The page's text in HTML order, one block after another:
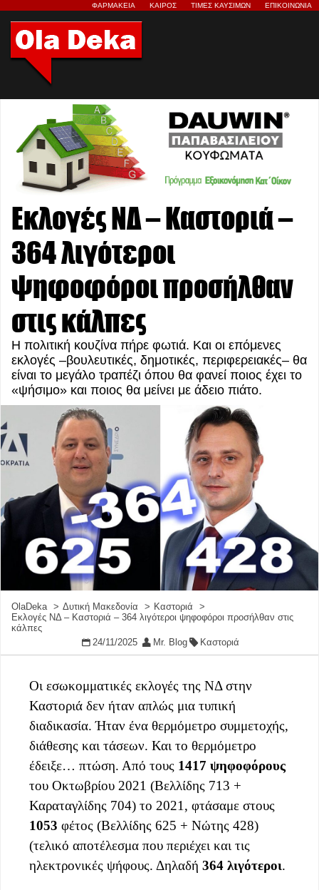
ΦΑΡΜΑΚΕΙΑ ΚΑΙΡΟΣ ΤΙΜΕΣ ΚΑΥΣΙΜΩΝ ΕΠΙΚΟΙΝΩΝΙΑ
Εκλογές ΝΔ – Καστοριά –
364 λιγότεροι
ψηφοφόροι προσήλθαν
στις κάλπες
Η πολιτική κουζίνα πήρε φωτιά. Και οι επόμενες
εκλογές –βουλευτικές, δημοτικές, περιφερειακές– θα
είναι το μεγάλο τραπέζι όπου θα φανεί ποιος έχει το
«ψήσιμο» και ποιος θα μείνει με άδειο πιάτο.
OlaDeka Δυτική Μακεδονία
Καστοριά
Εκλογές ΝΔ – Καστοριά – 364 λιγότεροι ψηφοφόροι προσήλθαν στις
κάλπες
24/11/2025
Mr. Blog Καστοριά
Οι εσωκομματικές εκλογές της ΝΔ στην
Καστοριά δεν ήταν απλώς μια τυπική
διαδικασία. Ήταν ένα θερμόμετρο συμμετοχής,
διάθεσης και τάσεων. Και το θερμόμετρο
έδειξε… πτώση. Από τους 1417 ψηφοφόρους
του Οκτωβρίου 2021 (Βελλίδης 713 +
Καραταγλίδης 704) το 2021, φτάσαμε στους
1053 φέτος (Βελλίδης 625 + Νώτης 428)
(τελικό αποτέλεσμα που περιέχει και τις
ηλεκτρονικές ψήφους. Δηλαδή 364 λιγότεροι.